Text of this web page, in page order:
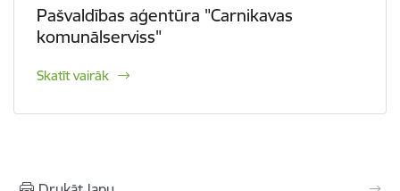
Pašvaldības aģentūra "Carnikavas
komunālserviss"
Skatīt vairāk